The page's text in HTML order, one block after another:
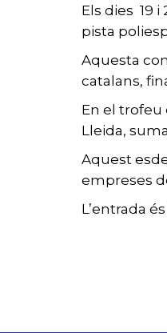
Els dies 19
pista
Aquesta
catalans,
En el trofeu
Lleida,
Aquest
empreses
L’entrada